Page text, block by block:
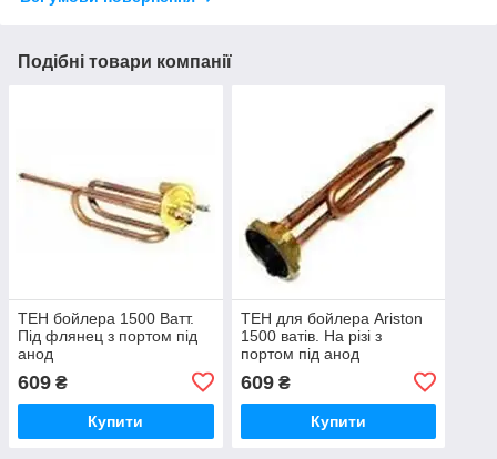
Подібні товари компанії
ТЕН бойлера 1500 Ватт.
Під флянец з портом під
анод
609 ₴
Купити
ТЕН для бойлера Ariston
1500 ватів. На різі з
портом під анод
609₴
Купити